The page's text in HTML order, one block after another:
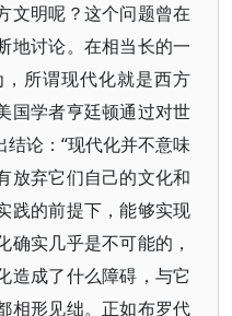
文明呢？这个问题曾在
地讨论。在相当长的一
所谓现代化就是西方
国学者亨廷顿通过对世
论：“现代化并不意味
放弃它们自己的文化和
践的前提下，能够实现
确实几乎是不可能的，
造成了什么障碍，与它
相形见绌。正如布罗代